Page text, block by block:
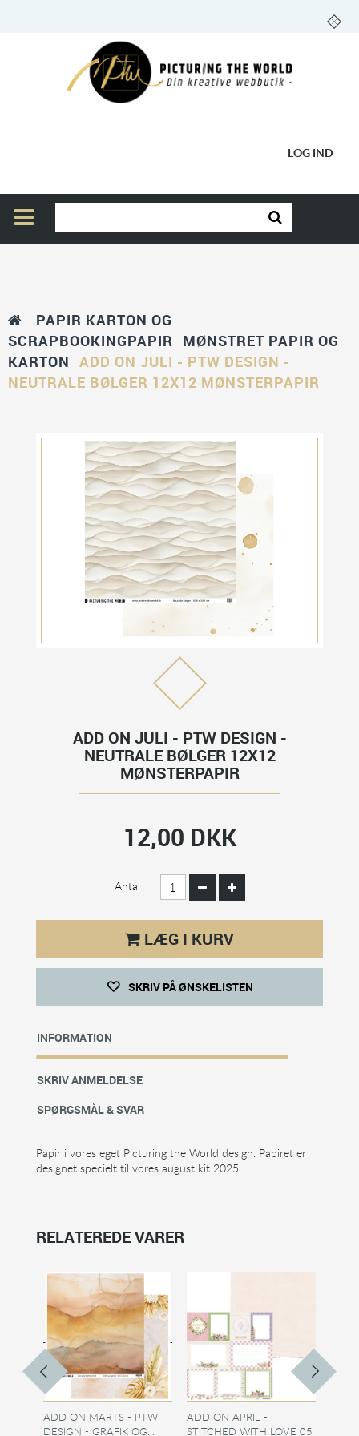
LOG IND
PAPIR KARTON OG
SCRAPBOOKINGPAPIR MØNSTRET PAPIR OG
KARTON ADD ON JULI - PTW DESIGN -
NEUTRALE BØLGER 12X12 MØNSTERPAPIR
ADD ON JULI - PTW DESIGN -
NEUTRALE BØLGER 12X12
MØNSTERPAPIR
12,00 DKK
Antal
LÆG I KURV
SKRIV PÅ ØNSKELISTEN
INFORMATION
SKRIV ANMELDELSE
SPØRGSMÅL & SVAR
Papir i vores eget Picturing the World design. Papiret er
designet specielt til vores august kit 2025.
RELATEREDE VARER
ADD ON MARTS - PTW
DESIGN - GRAFIK OG...
ADD ON APRIL -
STITCHED WITH LOVE 05